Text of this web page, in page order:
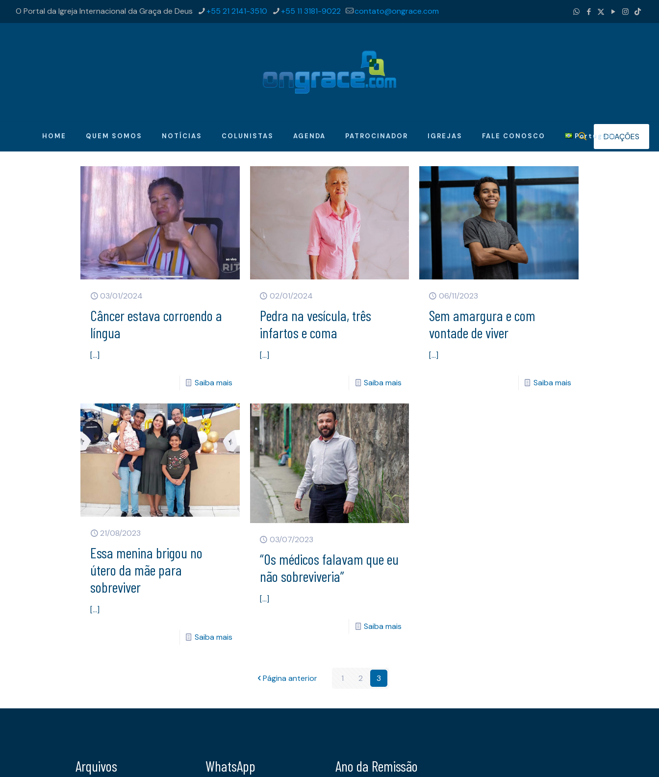
O Portal da Igreja Internacional da Graça de Deus +55 21 2141-3510 +55 11 3181-9022 contato@ongrace.com
HOME QUEM SOMOS NOTÍCIAS COLUNISTAS AGENDA PATROCINADOR IGREJAS FALE CONOSCO PortuguêsDOAÇÕES
03/01/2024
Câncer estava corroendo a
língua
[…]
Saiba mais
02/01/2024
Pedra na vesícula, três
infartos e coma
[…]
Saiba mais
06/11/2023
Sem amargura e com
vontade de viver
[…]
Saiba mais
21/08/2023
Essa menina brigou no
útero da mãe para
sobreviver
[…]
Saiba mais
03/07/2023
“Os médicos falavam que eu
não sobreviveria”
[…]
Saiba mais
Página anterior 1 2 3
Arquivos WhatsApp Ano da Remissão